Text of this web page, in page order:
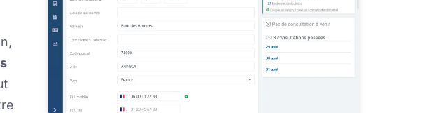
de champs peuvent être ajoutés
donne à vos patients un accès rapide aux liens de